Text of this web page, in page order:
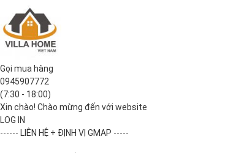
Gọi mua hàng
0945907772
(7:30 - 18:00)
Xin chào! Chào mừng đến với website
LOG IN
------ LIÊN HỆ + ĐỊNH VỊ GMAP -----